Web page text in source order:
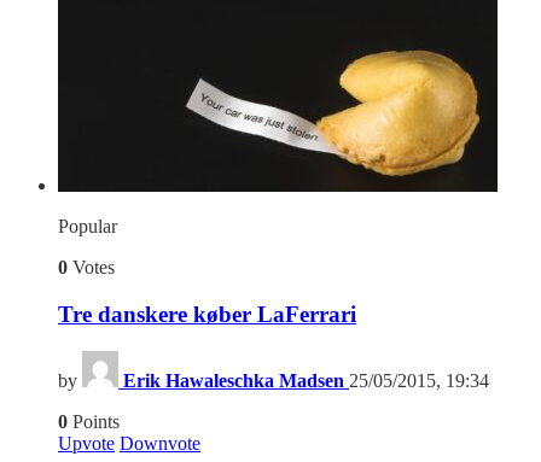
Popular
0 Votes
Tre danskere køber LaFerrari
by Erik Hawaleschka Madsen 25/05/2015, 19:34
0 Points
Upvote Downvote